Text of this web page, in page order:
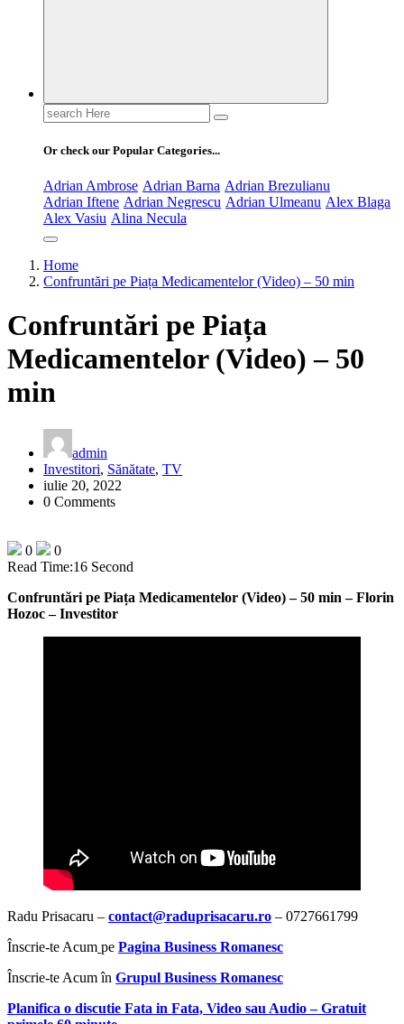
Search
for:
Or check our Popular Categories...
Adrian Ambrose Adrian Barna Adrian Brezulianu
Adrian Iftene Adrian Negrescu Adrian Ulmeanu Alex Blaga
Alex Vasiu Alina Necula
Home
Confruntări pe Piața Medicamentelor (Video) – 50 min
Confruntări pe Piața
Medicamentelor (Video) – 50
min
admin
Investitori, Sănătate, TV
iulie 20, 2022
0 Comments
0
0
Read Time:16 Second
Confruntări pe Piața Medicamentelor (Video) – 50 min – Florin
Hozoc – Investitor
Radu Prisacaru – contact@raduprisacaru.ro – 0727661799
Înscrie-te Acum pe Pagina Business Romanesc
Înscrie-te Acum în Grupul Business Romanesc
Planifica o discutie Fata in Fata, Video sau Audio–Gratuit